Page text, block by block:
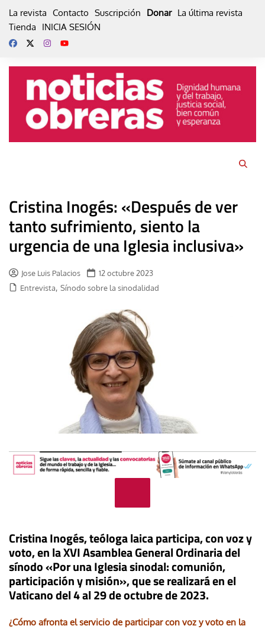
La revista Contacto Suscripción Donar La última revista
Tienda
INICIA SESIÓN
Cristina Inogés: «Después de ver
tanto sufrimiento, siento la
urgencia de una Iglesia inclusiva»
Jose Luis Palacios
12 octubre 2023
Entrevista, Sínodo sobre la sinodalidad
Cristina Inogés, teóloga laica participa, con voz y
voto, en la XVI Asamblea General Ordinaria del
sínodo «Por una Iglesia sinodal: comunión,
participación y misión», que se realizará en el
Vaticano del 4 al 29 de octubre de 2023.
¿Cómo afronta el servicio de participar con voz y voto en la